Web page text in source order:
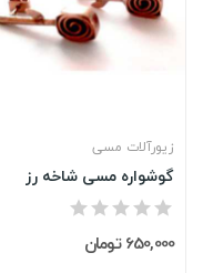
زیورآلات مسی
گوشواره مسی شاخه رز
650,000 تومان